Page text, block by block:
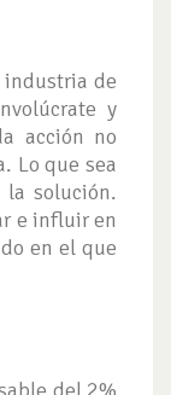
industria de
y
acción no
Lo que sea
solución.
e influir en
en el que